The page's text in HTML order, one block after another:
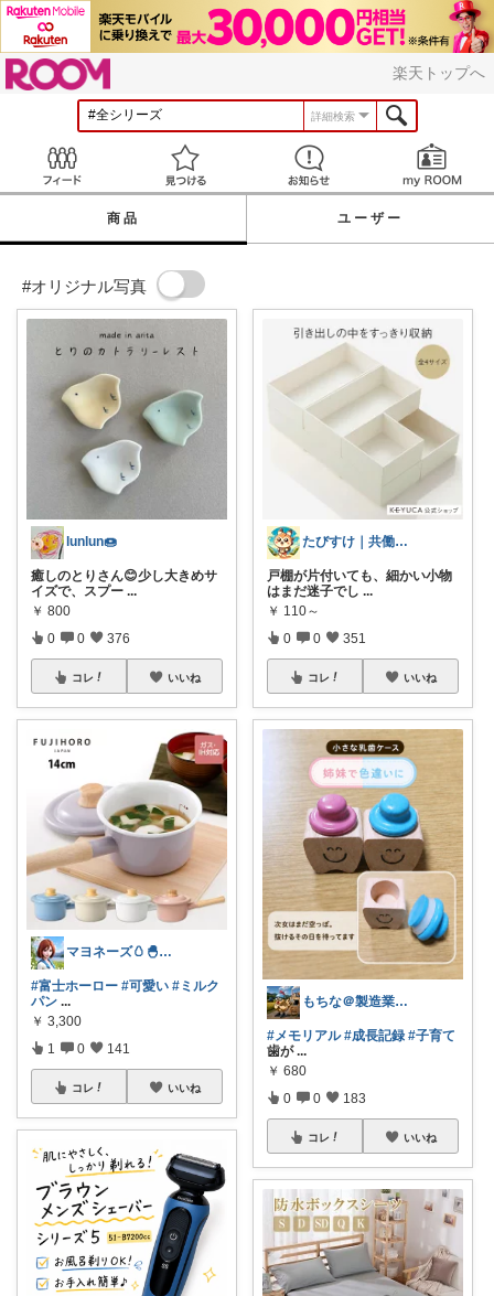
楽天トップへ
詳細検索
見つける お知らせ
商品 ユーザー
#オリジナル写真
lunlun🍩
癒しのとりさん😊少し大きめサ
イズで、スプー ...
￥ 800
0 0 376
コレ いいね
マヨネーズ🥚‪🐣✨️お礼はプロフで♪
#富士ホーロー #可愛い #ミルク
パン ...
￥ 3,300
1 0 141
コレ いいね
たびすけ｜共働きママの時短キッチン
戸棚が片付いても、細かい小物
はまだ迷子でし ...
￥ 110～
0 0 351
コレ いいね
もちな＠製造業＆兼業農家（お米）修行中
#メモリアル #成長記録 #子育て
歯が ...
￥ 680
0 0 183
コレ いいね